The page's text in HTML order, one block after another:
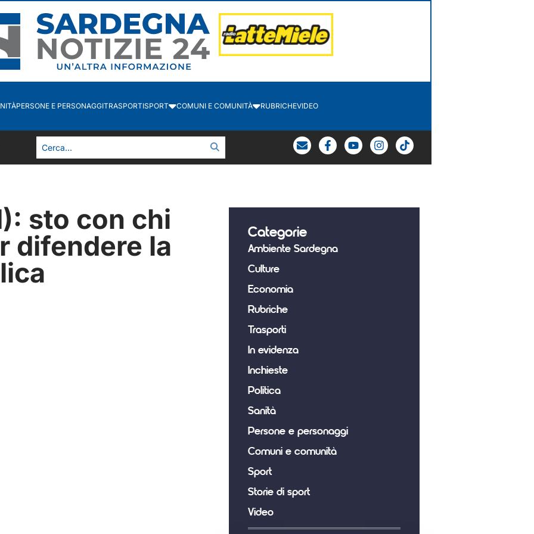
PERSONE E PERSONAGGITRASPORTISPORT COMUNI E COMUNITÀ RUBRICHEVIDEO
sto con chi
difendere la
Categorie
Ambiente Sardegna
Culture
Economia
Rubriche
Trasporti
In evidenza
Inchieste
Politica
Sanità
Persone e personaggi
Comuni e comunità
Sport
Storie di sport
Video